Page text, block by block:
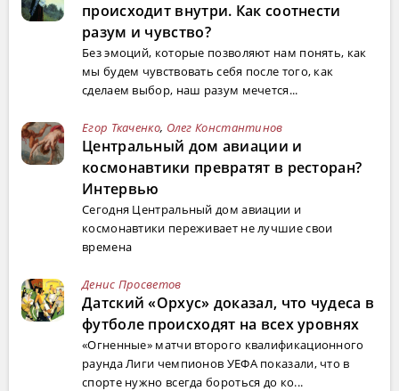
происходит внутри. Как соотнести
разум и чувство?
Без эмоций, которые позволяют нам понять, как
мы будем чувствовать себя после того, как
сделаем выбор, наш разум мечется...
Егор Ткаченко, Олег Константинов
Центральный дом авиации и
космонавтики превратят в ресторан?
Интервью
Сегодня Центральный дом авиации и
космонавтики переживает не лучшие свои
времена
Денис Просветов
Датский «Орхус» доказал, что чудеса в
футболе происходят на всех уровнях
«Огненные» матчи второго квалификационного
раунда Лиги чемпионов УЕФА показали, что в
спорте нужно всегда бороться до ко...